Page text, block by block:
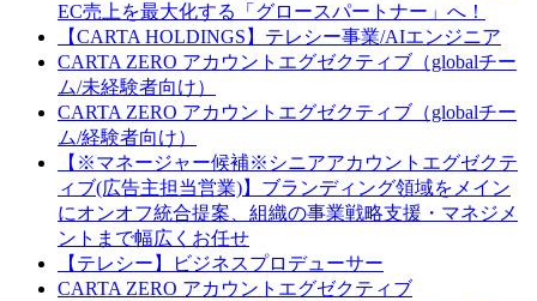
EC売上を最大化する「グロースパートナー」へ！
【CARTA HOLDINGS】テレシー事業/AIエンジニア
CARTA ZERO アカウントエグゼクティブ（globalチー
ム/未経験者向け）
CARTA ZERO アカウントエグゼクティブ（globalチー
ム/経験者向け）
【※マネージャー候補※シニアアカウントエグゼクテ
ィブ(広告主担当営業)】ブランディング領域をメイン
にオンオフ統合提案、組織の事業戦略支援・マネジメ
ントまで幅広くお任せ
【テレシー】ビジネスプロデューサー
CARTA ZERO アカウントエグゼクティブ